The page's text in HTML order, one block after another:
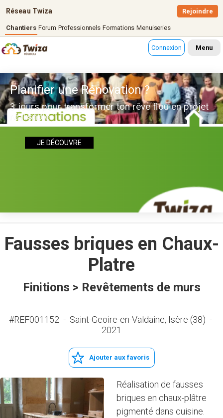
Réseau Twiza
Chantiers Forum Professionnels Formations Menuiseries
Rejoindre
Connexion Menu
Planifier une Rénovation ?
3 jours pour transformer ton rêve flou en projet
réalisable
JE DÉCOUVRE
Fausses briques en Chaux-
Platre
Finitions > Revêtements de murs
#REF001152 - Saint-Geoire-en-Valdaine, Isère (38) -
2021
Ajouter aux favoris
Réalisation de fausses
briques en chaux-plâtre
pigmenté dans cuisine.